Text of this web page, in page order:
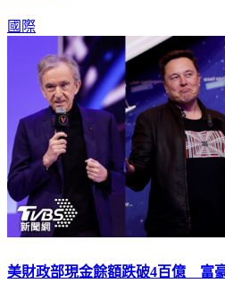
國際
美財政部現金餘額跌破4百億 富